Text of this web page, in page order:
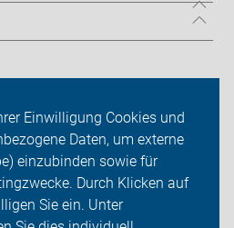
Einwilligung Cookies und
Daten, um externe
einzubinden sowie für
Durch Klicken auf
Sie ein. Unter